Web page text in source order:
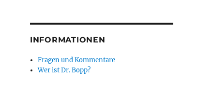
INFORMATIONEN
Fragen und Kommentare
Wer ist Dr. Bopp?